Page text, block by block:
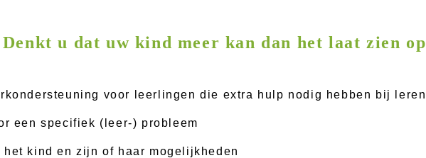
Denkt u dat uw kind meer kan dan het laat zien
voor leerlingen die extra hulp nodig hebben bij leren
een specifiek (leer-) probleem
kind en zijn of haar mogelijkheden